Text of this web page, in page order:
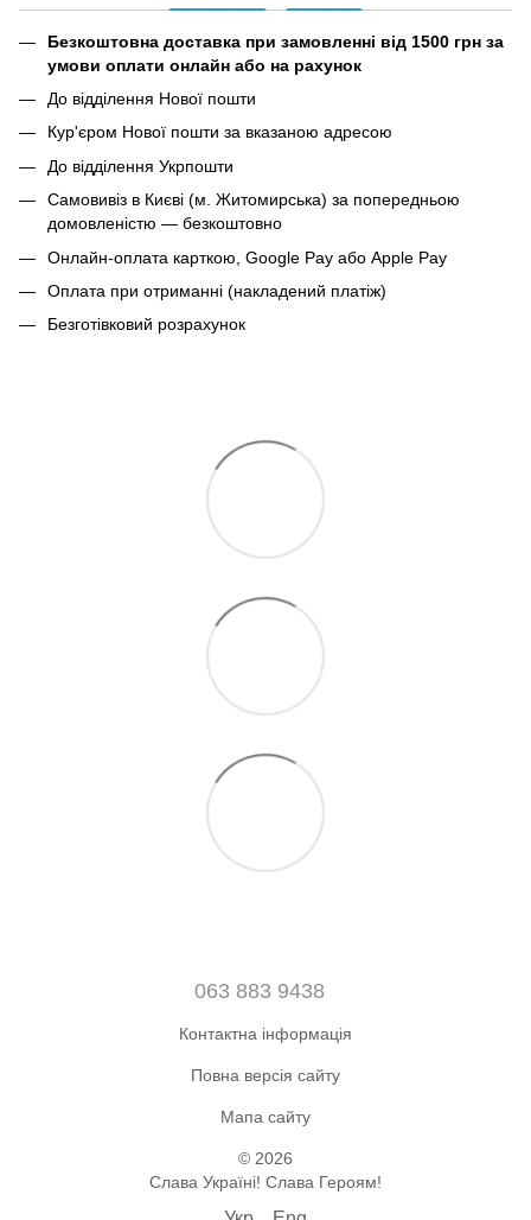
Безкоштовна доставка при замовленні від 1500 грн за
умови оплати онлайн або на рахунок
До відділення Нової пошти
Кур'єром Нової пошти за вказаною адресою
До відділення Укрпошти
Самовивіз в Києві (м. Житомирська) за попередньою
домовленістю — безкоштовно
Онлайн-оплата карткою, Google Pay або Apple Pay
Оплата при отриманні (накладений платіж)
Безготівковий розрахунок
063 883 9438
Контактна інформація
Повна версія сайту
Мапа сайту
© 2026
Слава Україні! Слава Героям!